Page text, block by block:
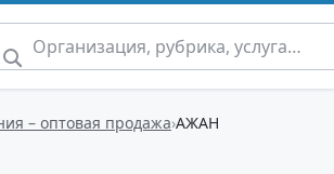
– оптовая продажа АЖАН